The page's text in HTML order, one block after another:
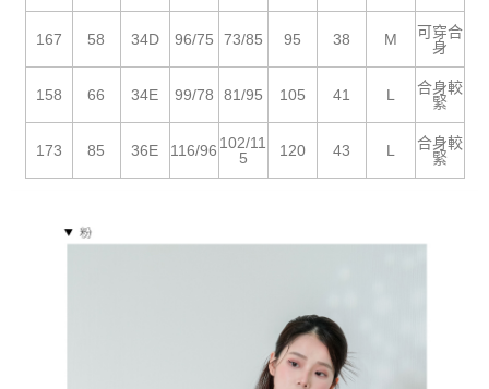
任。
４．使用「AFTEE先享後付」時，將依據個別帳號之用戶狀況，依本公司即
時審查核予不同之上限額度；若仍有額度不足之情形，本公司將視審查結果
５．嚴禁一人註冊多個帳號或使用他人資訊註冊。若發現惡意使用之情形，
167 58 34D 96/75 73/85 95 38 M
可穿合
身
158 66 34E 99/78 81/95 105 41 L
合身較
緊
173 85 36E 116/96 102/11
5
120 43 L
合身較
緊